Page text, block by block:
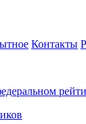
Контакты